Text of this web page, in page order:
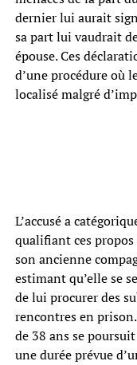
dernier lui aurait
sa part lui vaudrait
épouse. Ces
d’une procédure où
localisé malgré
L’accusé a
qualifiant ces
son ancienne
estimant qu’elle se
de lui procurer des
rencontres en
de 38 ans se
une durée prévue